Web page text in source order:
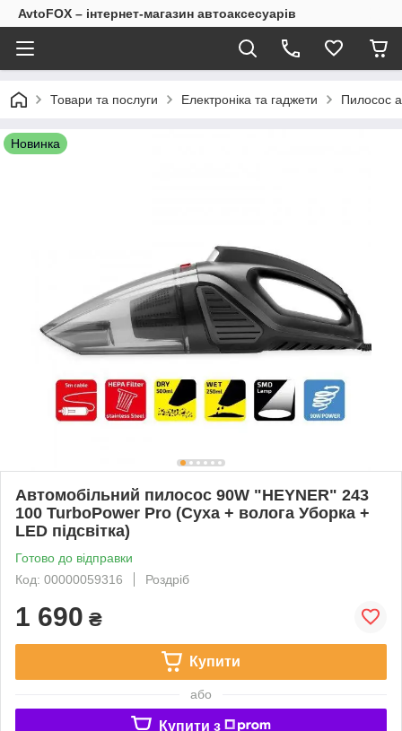
AvtoFOX – інтернет-магазин автоаксесуарів
Товари та послуги Електроніка та гаджети Пилосос
Новинка
Автомобільний пилосос 90W "HEYNER" 243
100 TurboPower Pro (Суха + волога Уборка +
LED підсвітка)
Готово до відправки
Код: 00000059316
Роздріб
1 690 ₴
Купити
або
Купити з